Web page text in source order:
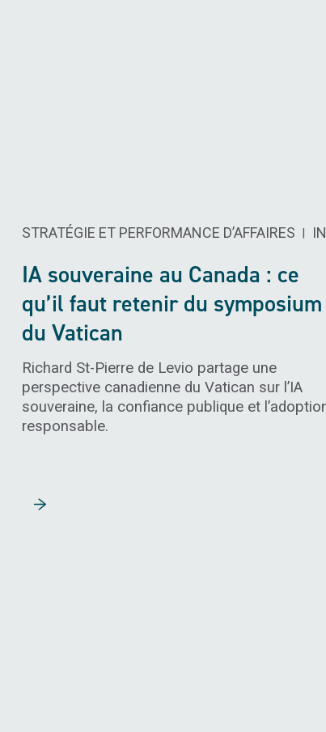
STRATÉGIE ET PERFORMANCE D’AFFAIRES | INTELLIGENCE ARTIFICIELLE ​
IA souveraine au Canada : ce
qu’il faut retenir du symposium
du Vatican
Richard St-Pierre de Levio partage une
perspective canadienne du Vatican sur l’IA
souveraine, la confiance publique et
responsable.
Lire la suite